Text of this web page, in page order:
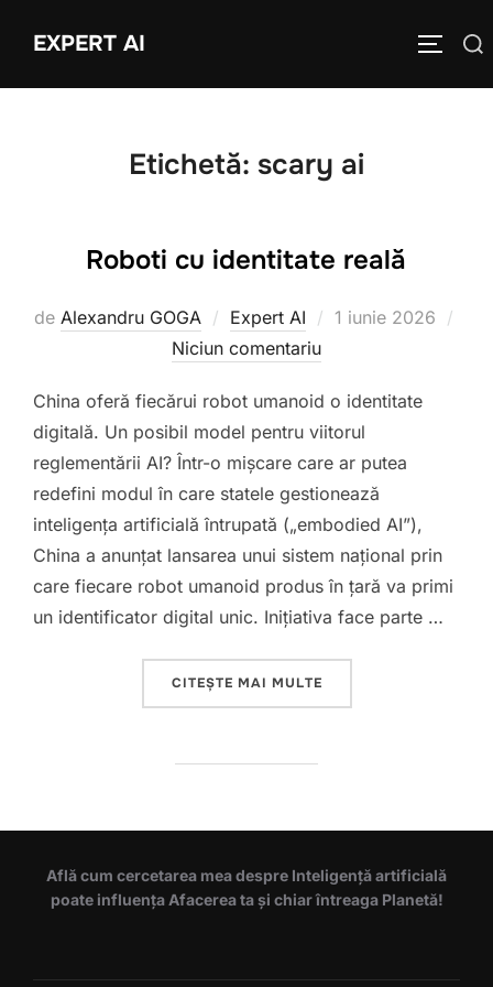
EXPERT AI
Caută
Etichetă: scary ai
Roboti cu identitate reală
de Alexandru GOGA Expert AI
Publicat
1 iunie 2026
Niciun comentariu
China oferă fiecărui robot umanoid o identitate
digitală. Un posibil model pentru viitorul
reglementării AI? Într-o mișcare care ar putea
redefini modul în care statele gestionează
inteligența artificială întrupată („embodied AI”),
China a anunțat lansarea unui sistem național prin
care fiecare robot umanoid produs în țară va primi
un identificator digital unic. Inițiativa face parte …
CITEȘTE MAI MULTE„ROBOTI CU
Află cum cercetarea mea despre Inteligență artificială
poate influența Afacerea ta și chiar întreaga Planetă!